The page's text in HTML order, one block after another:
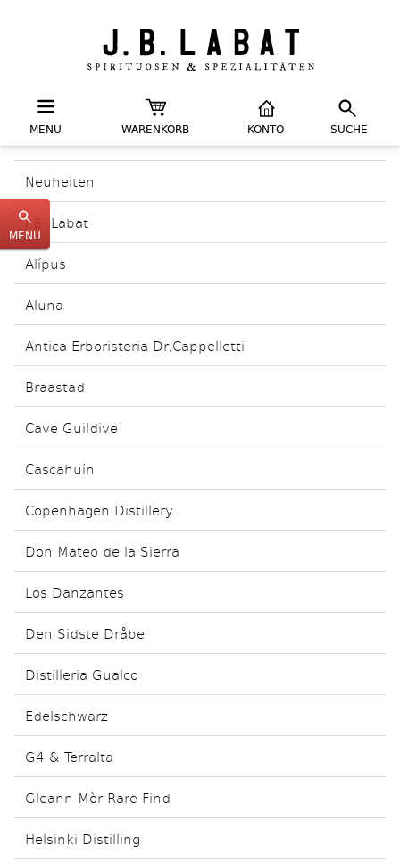
MENU WARENKORB KONTO SUCHE
Neuheiten
J.B. Labat
Alípus
Aluna
Antica Erboristeria Dr.Cappelletti
Braastad
Cave Guildive
Cascahuín
Copenhagen Distillery
Don Mateo de la Sierra
Los Danzantes
Den Sidste Dråbe
Distilleria Gualco
Edelschwarz
G4 & Terralta
Gleann Mòr Rare Find
Helsinki Distilling
MENU